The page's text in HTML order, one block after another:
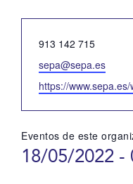
Teléfono
913 142 715
Email
sepa@sepa.es
Website
https://
Eventos de este
18/05/2022 -